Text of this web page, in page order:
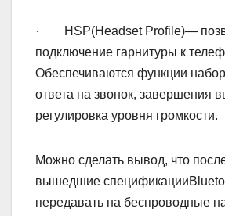
· HSP(Headset Profile)—
подключение гарнитуры к
Обеспечиваются функции
ответа на звонок, завершения
регулировка уровня громкости.
Можно сделать вывод, что
вышедшие
передавать на беспроводные